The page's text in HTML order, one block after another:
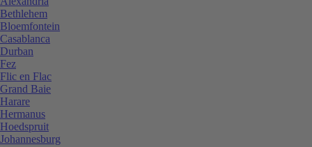
Bethlehem
Bloemfontein
Casablanca
Durban
Fez
Flic en Flac
Grand Baie
Harare
Hermanus
Hoedspruit
Johannesburg